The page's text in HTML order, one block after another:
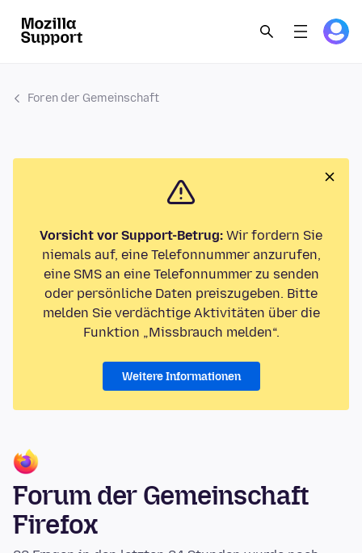
Foren der Gemeinschaft
Vorsicht vor Support-Betrug: Wir fordern Sie
niemals auf, eine Telefonnummer anzurufen,
eine SMS an eine Telefonnummer zu senden
oder persönliche Daten preiszugeben. Bitte
melden Sie verdächtige Aktivitäten über die
Funktion „Missbrauch melden“.
Weitere Informationen
Forum der Gemeinschaft
Firefox